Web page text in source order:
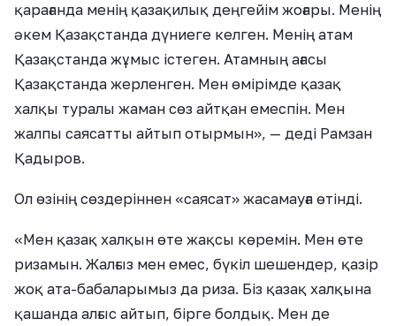
қарағанда менің қазақилық деңгейім жоғары. Менің
әкем Қазақстанда дүниеге келген. Менің атам
Қазақстанда жұмыс істеген. Атамның ағасы
Қазақстанда жерленген. Мен өмірімде қазақ
халқы туралы жаман сөз айтқан емеспін. Мен
жалпы саясатты айтып отырмын», — деді Рамзан
Қадыров.
Ол өзінің сөздеріннен «саясат» жасамауға өтінді.
«Мен қазақ халқын өте жақсы көремін. Мен өте
ризамын. Жалғыз мен емес, бүкіл шешендер, қазір
жоқ ата-бабаларымыз да риза. Біз қазақ халқына
қашанда алғыс айтып, бірге болдық. Мен де